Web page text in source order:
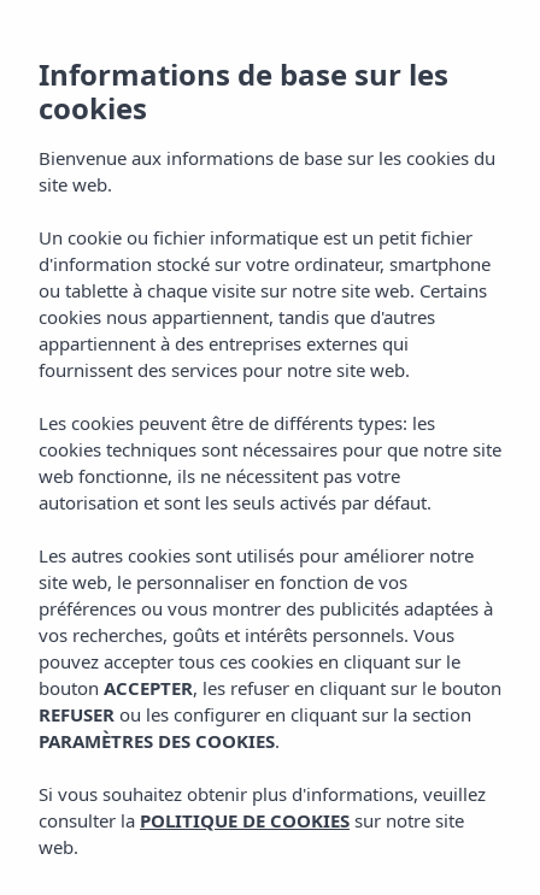
Appartements Vibra
Calima
San Antonio de Portmany
APPARTEMENTS VIBRA CALIMA
Appartements Vibra Calima
Appartements Vibra
Calima
à San Antonio, Ibiza,
Informations de base sur les
cookies
Bienvenue aux informations de base sur les cookies du
site web.
Un cookie ou fichier informatique est un petit fichier
d'information stocké sur votre ordinateur, smartphone
ou tablette à chaque visite sur notre site web. Certains
cookies nous appartiennent, tandis que d'autres
appartiennent à des entreprises externes qui
fournissent des services pour notre site web.
Les cookies peuvent être de différents types: les
cookies techniques sont nécessaires pour que notre site
web fonctionne, ils ne nécessitent pas votre
autorisation et sont les seuls activés par défaut.
Les autres cookies sont utilisés pour améliorer notre
site web, le personnaliser en fonction de vos
préférences ou vous montrer des publicités adaptées à
vos recherches, goûts et intérêts personnels. Vous
pouvez accepter tous ces cookies en cliquant sur le
bouton ACCEPTER, les refuser en cliquant sur le bouton
REFUSER ou les configurer en cliquant sur la section
PARAMÈTRES DES COOKIES.
Si vous souhaitez obtenir plus d'informations, veuillez
consulter la POLITIQUE DE COOKIES sur notre site
web.